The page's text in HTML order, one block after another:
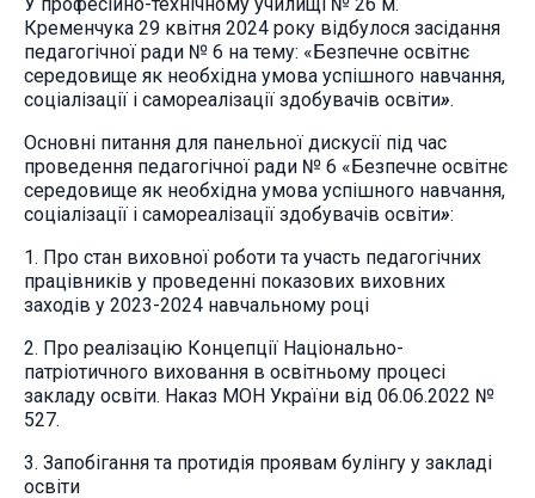
Кременчука 29 квітня 2024 року відбулося засідання
педагогічної ради № 6 на тему: «Безпечне освітнє
середовище як необхідна умова успішного навчання,
соціалізації і самореалізації здобувачів освіти».
Основні питання для панельної дискусії під час
проведення педагогічної ради № 6 «Безпечне освітнє
середовище як необхідна умова успішного навчання,
соціалізації і самореалізації здобувачів освіти»:
1. Про стан виховної роботи та участь педагогічних
працівників у проведенні показових виховних
заходів у 2023-2024 навчальному році
2. Про реалізацію Концепції Національно-
патріотичного виховання в освітньому процесі
закладу освіти. Наказ МОН України від 06.06.2022 №
527.
3. Запобігання та протидія проявам булінгу у закладі
освіти